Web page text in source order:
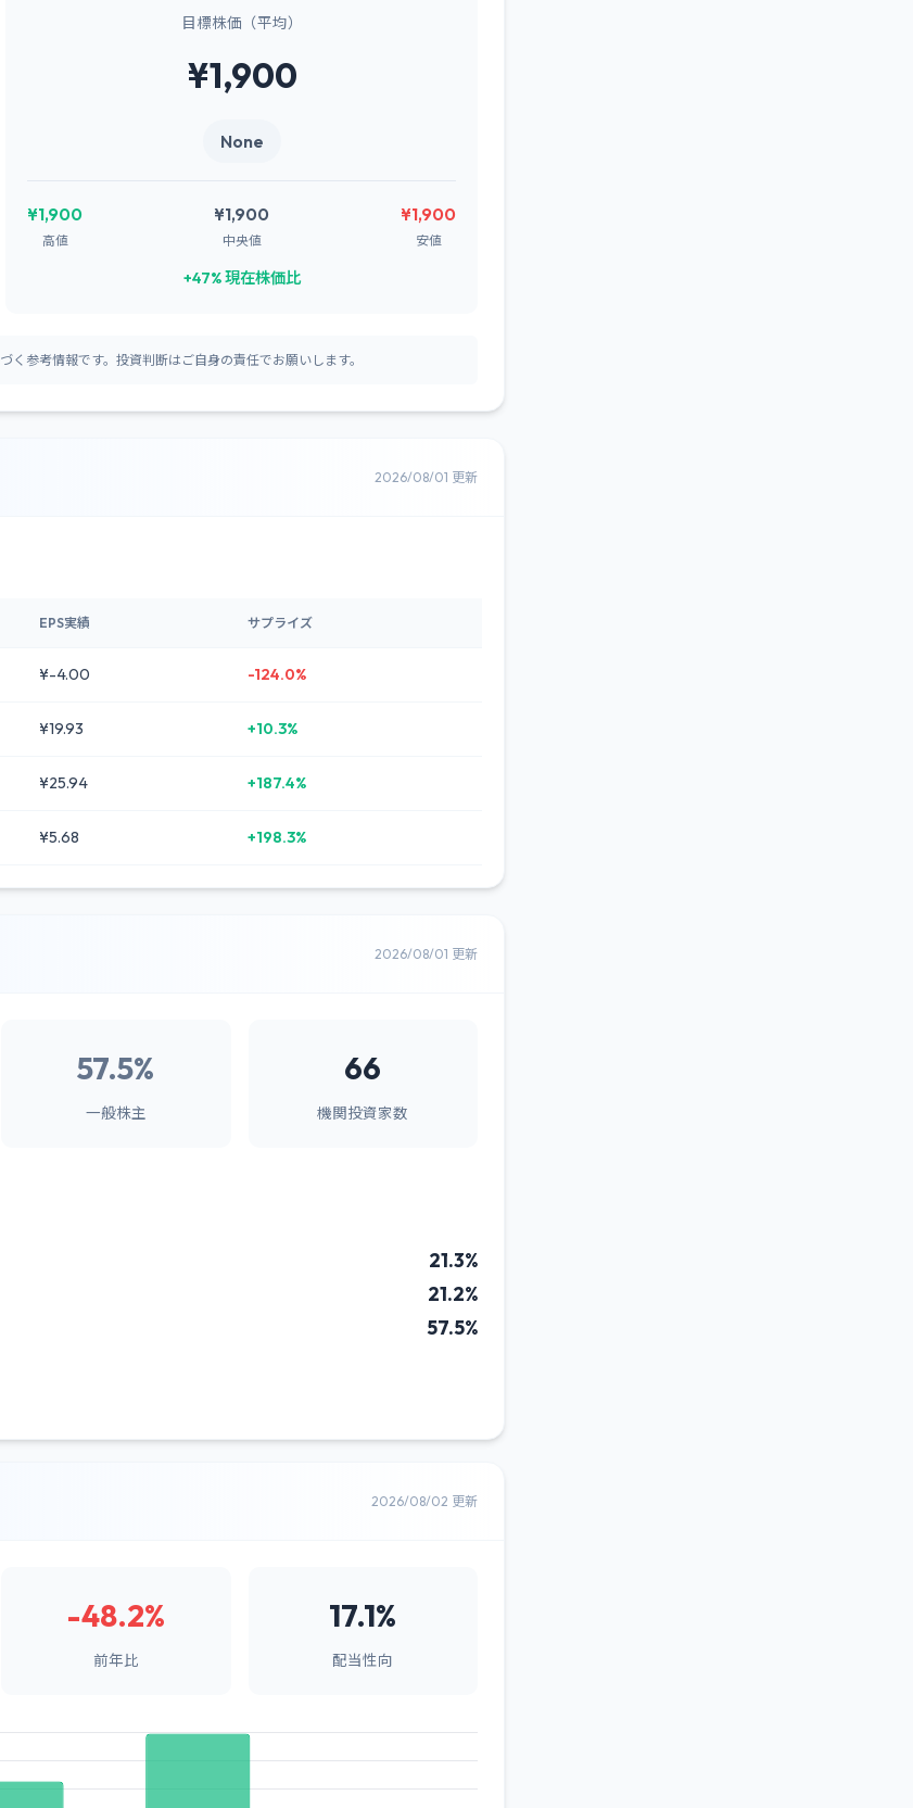
目標株価（平均）
¥1,900
None
¥1,900
高値
¥1,900
中央値
¥1,900
安値
+47% 現在株価比
参考情報です。投資判断はご自身の責任でお願いします。
2026/08/01 更新
EPS実績 サプライズ
¥-4.00 -124.0%
¥19.93 +10.3%
¥25.94 +187.4%
¥5.68 +198.3%
2026/08/01 更新
57.5%
一般株主
66
機関投資家数
21.3%
21.2%
57.5%
2026/08/02 更新
-48.2%
前年比
17.1%
配当性向